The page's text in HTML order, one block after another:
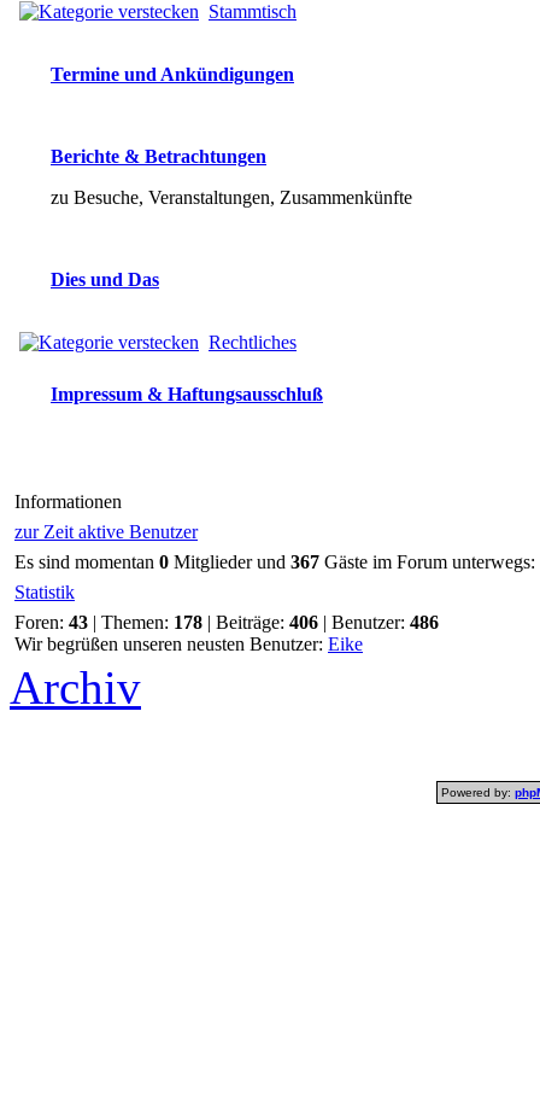
Stammtisch
Termine und Ankündigungen
Berichte & Betrachtungen
zu Besuche, Veranstaltungen, Zusammenkünfte
Dies und Das
Rechtliches
Impressum & Haftungsausschluß
Informationen
zur Zeit aktive Benutzer
Es sind momentan 0 Mitglieder und 367 Gäste im Forum unterwegs:
Statistik
Foren: 43 | Themen: 178 | Beiträge: 406 | Benutzer: 486
Wir begrüßen unseren neusten Benutzer: Eike
Archiv
Powered by: